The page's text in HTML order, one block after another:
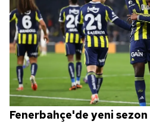
Fenerbahçe'de yeni